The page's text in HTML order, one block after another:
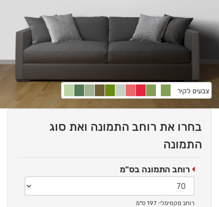
צבעים לקיר
בחרו את רוחב התמונה ואת סוג
התמונה
רוחב התמונה בס"מ
רוחב מקסימלי: 197 ס"מ